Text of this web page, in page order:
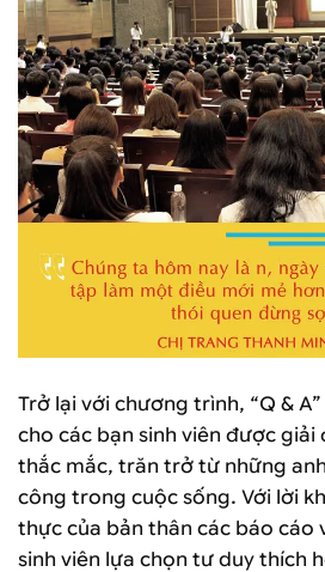
Trở lại với chương trình, “Q &
cho các bạn sinh viên được
thắc mắc, trăn trở từ những
công trong cuộc sống. Với lời
thực của bản thân các báo cáo
sinh viên lựa chọn tư duy thích